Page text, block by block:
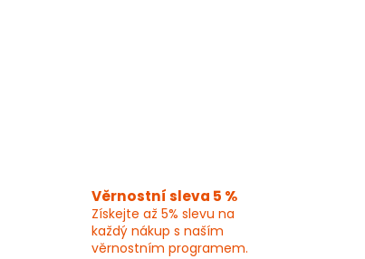
Věrnostní sleva 5 %
Získejte až 5% slevu na
každý nákup s naším
věrnostním programem.